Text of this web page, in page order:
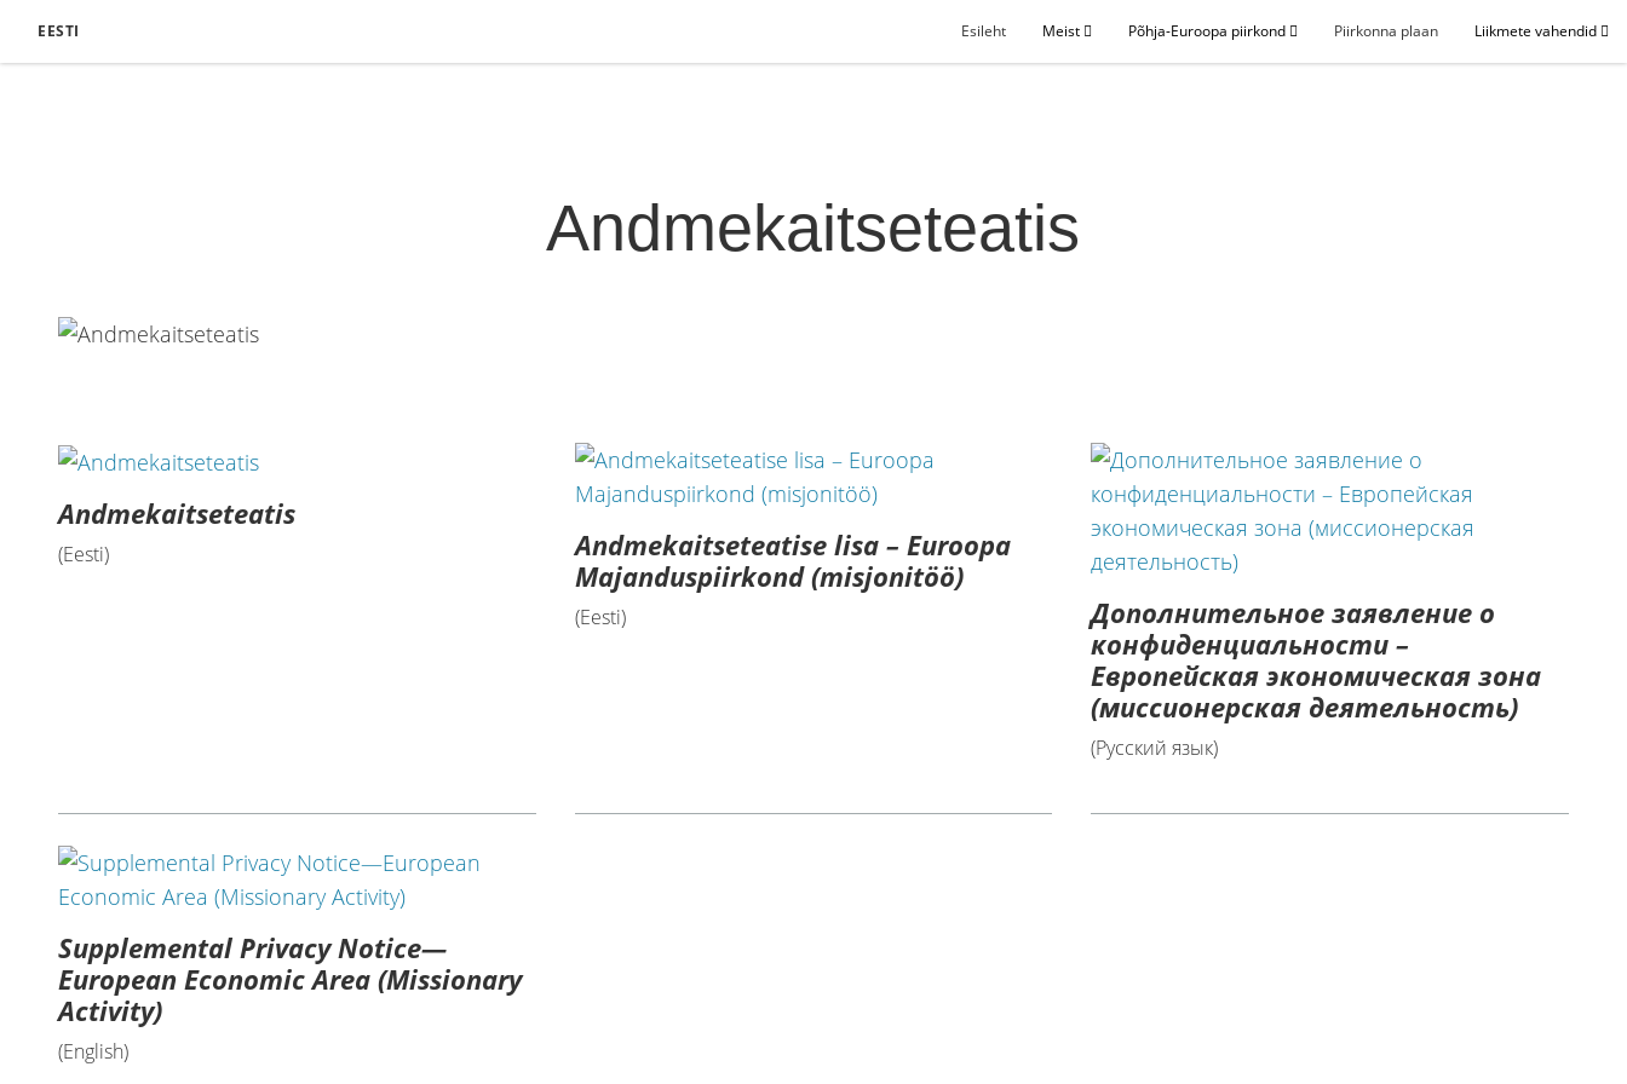
EESTI Esileht Meist Põhja-Euroopa piirkond Piirkonna plaan Liikmete vahendid
Andmekaitseteatis
Andmekaitseteatis
(Eesti)
Andmekaitseteatise lisa – Euroopa
Majanduspiirkond (misjonitöö)
(Eesti)
Дополнительное заявление о
конфиденциальности –
Европейская экономическая зона
(миссионерская деятельность)
(Русский язык)
Supplemental Privacy Notice—
European Economic Area (Missionary
Activity)
(English)